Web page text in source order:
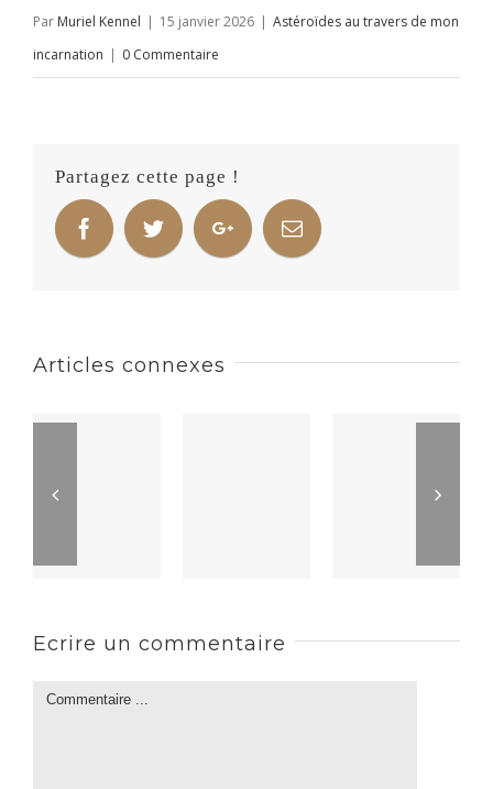
Par Muriel Kennel | 15 janvier 2026 | Astéroïdes au travers de mon
incarnation | 0 Commentaire
Partagez cette page !
Articles connexes
Ecrire un commentaire